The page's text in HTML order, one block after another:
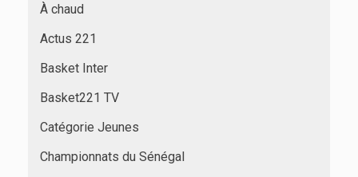
À chaud
Actus 221
Basket Inter
Basket221 TV
Catégorie Jeunes
Championnats du Sénégal